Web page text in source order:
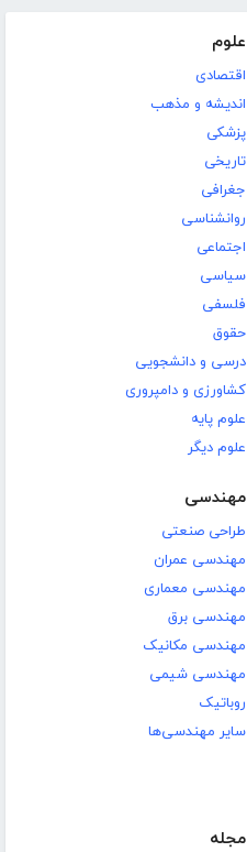
علوم
اقتصادی
اندیشه و مذهب
پزشکی
تاریخی
جغرافی
روانشناسی
اجتماعی
سیاسی
فلسفی
حقوق
درسی و دانشجویی
کشاورزی و دامپروری
علوم پایه
علوم دیگر
مهندسی
طراحی صنعتی
مهندسی عمران
مهندسی معماری
مهندسی برق
مهندسی مکانیک
مهندسی شیمی
روباتیک
سایر مهندسی‌ها
مجله